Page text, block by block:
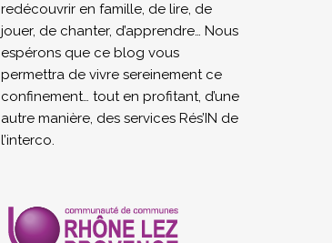
redécouvrir en famille, de lire, de
jouer, de chanter, d’apprendre… Nous
espérons que ce blog vous
permettra de vivre sereinement ce
confinement… tout en profitant, d’une
autre manière, des services Rés’IN de
l’interco.